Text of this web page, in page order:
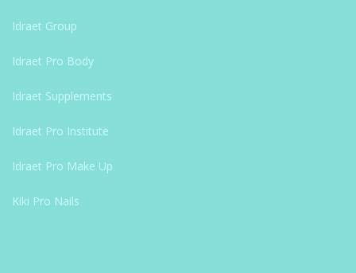
Idraet Group
Idraet Pro Body
Idraet Supplements
Idraet Pro Institute
Idraet Pro Make Up
Kiki Pro Nails